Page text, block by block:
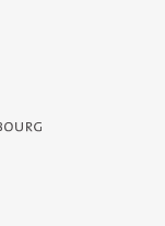
- Service